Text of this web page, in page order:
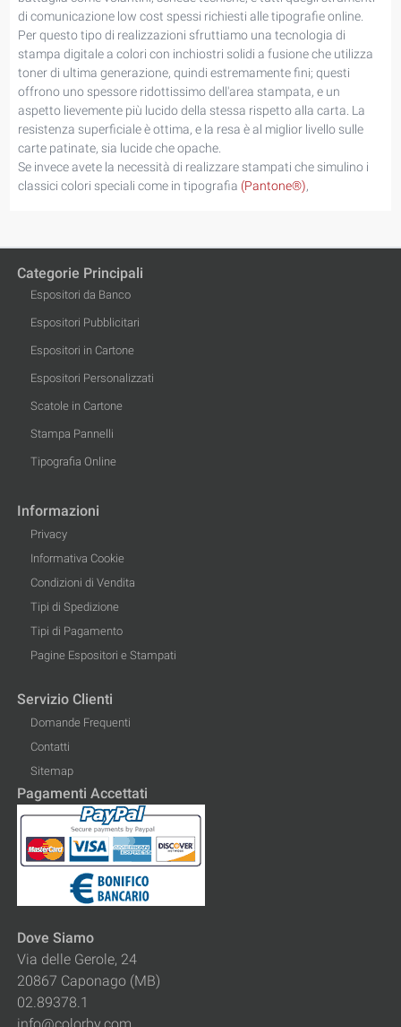
di comunicazione low cost spessi richiesti alle tipografie online.
Per questo tipo di realizzazioni sfruttiamo una tecnologia di
stampa digitale a colori con inchiostri solidi a fusione che utilizza
toner di ultima generazione, quindi estremamente fini; questi
offrono uno spessore ridottissimo dell'area stampata, e un
aspetto lievemente più lucido della stessa rispetto alla carta. La
resistenza superficiale è ottima, e la resa è al miglior livello sulle
carte patinate, sia lucide che opache.
Se invece avete la necessità di realizzare stampati che simulino i
classici colori speciali come in tipografia (Pantone®),
Categorie Principali
Espositori da Banco
Espositori Pubblicitari
Espositori in Cartone
Espositori Personalizzati
Scatole in Cartone
Stampa Pannelli
Tipografia Online
Informazioni
Privacy
Informativa Cookie
Condizioni di Vendita
Tipi di Spedizione
Tipi di Pagamento
Pagine Espositori e Stampati
Servizio Clienti
Domande Frequenti
Contatti
Sitemap
Pagamenti Accettati
Dove Siamo
Via delle Gerole, 24
20867 Caponago (MB)
02.89378.1